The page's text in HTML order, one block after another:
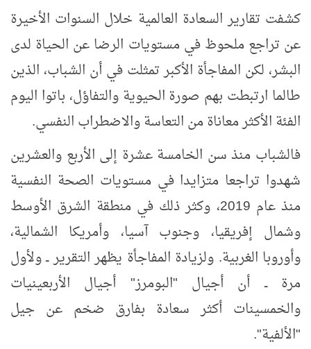
كشفت تقارير السعادة العالمية خلال السنوات الأخيرة
عن تراجع ملحوظ في مستويات الرضا عن الحياة لدى
البشر، لكن المفاجأة الأكبر تمثلت في أن الشباب، الذين
طالما ارتبطت بهم صورة الحيوية والتفاؤل، باتوا اليوم
الفئة الأكثر معاناة من التعاسة والاضطراب النفسي.
فالشباب منذ سن الخامسة عشرة إلى الأربع والعشرين
شهدوا تراجعا متزايدا في مستويات الصحة النفسية
منذ عام 2019، وكثر ذلك في منطقة الشرق الأوسط
وشمال إفريقيا، وجنوب آسيا، وأمريكا الشمالية،
وأوروبا الغربية. ولزيادة المفاجأة يظهر التقرير ــ ولأول
مرة ــ أن أجيال "البومرز" أجيال الأربعينيات
والخمسينات أكثر سعادة بفارق ضخم عن جيل
"الألفية".